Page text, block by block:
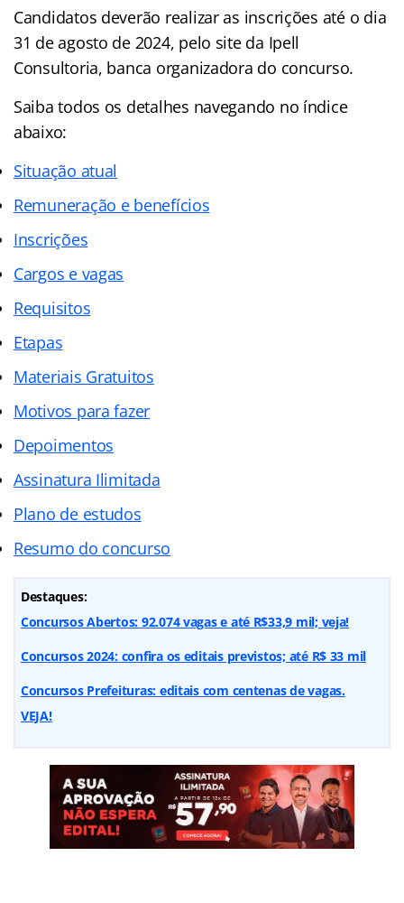
Candidatos deverão realizar as inscrições até o dia
31 de agosto de 2024, pelo site da Ipell
Consultoria, banca organizadora do concurso.
Saiba todos os detalhes navegando no índice
abaixo:
Situação atual
Remuneração e benefícios
Inscrições
Cargos e vagas
Requisitos
Etapas
Materiais Gratuitos
Motivos para fazer
Depoimentos
Assinatura Ilimitada
Plano de estudos
Resumo do concurso
Destaques:
Concursos Abertos: 92.074 vagas e até R$33,9 mil; veja!
Concursos 2024: confira os editais previstos; até R$ 33 mil
Concursos Prefeituras: editais com centenas de vagas.
VEJA!